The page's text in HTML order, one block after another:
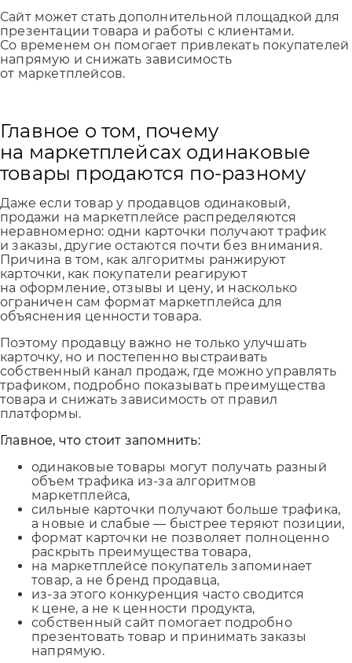
Сайт может стать дополнительной площадкой для
презентации товара и работы с клиентами.
Со временем он помогает привлекать покупателей
напрямую и снижать зависимость
от маркетплейсов.
Главное о том, почему
на маркетплейсах одинаковые
товары продаются по-разному
Даже если товар у продавцов одинаковый,
продажи на маркетплейсе распределяются
неравномерно: одни карточки получают трафик
и заказы, другие остаются почти без внимания.
Причина в том, как алгоритмы ранжируют
карточки, как покупатели реагируют
на оформление, отзывы и цену, и насколько
ограничен сам формат маркетплейса для
объяснения ценности товара.
Поэтому продавцу важно не только улучшать
карточку, но и постепенно выстраивать
собственный канал продаж, где можно управлять
трафиком, подробно показывать преимущества
товара и снижать зависимость от правил
платформы.
Главное, что стоит запомнить:
одинаковые товары могут получать разный
объем трафика из-за алгоритмов
маркетплейса,
сильные карточки получают больше трафика,
а новые и слабые — быстрее теряют позиции,
формат карточки не позволяет полноценно
раскрыть преимущества товара,
на маркетплейсе покупатель запоминает
товар, а не бренд продавца,
из-за этого конкуренция часто сводится
к цене, а не к ценности продукта,
собственный сайт помогает подробно
презентовать товар и принимать заказы
напрямую.